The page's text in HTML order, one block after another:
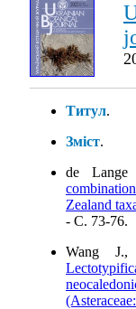
Титул.
Зміст.
de
Zealand
- C. 73-76.
Wang